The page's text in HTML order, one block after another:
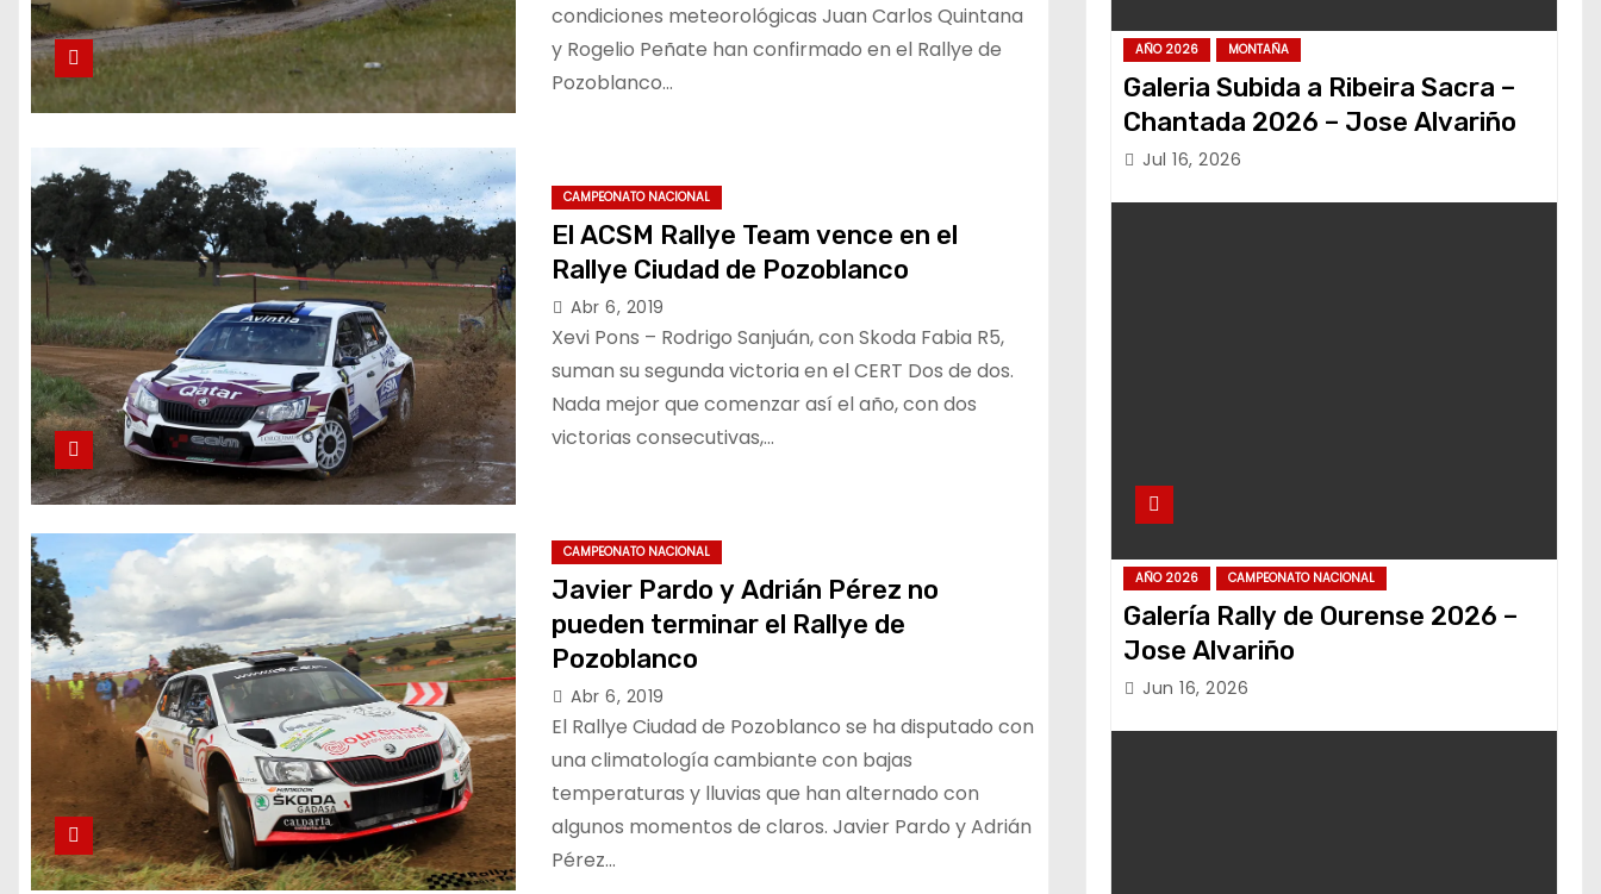
condiciones meteorológicas Juan Carlos Quintana
y Rogelio Peñate han confirmado en el Rallye de
Pozoblanco…
CAMPEONATO NACIONAL
El ACSM Rallye Team vence en el
Rallye Ciudad de Pozoblanco
Abr 6, 2019
Xevi Pons – Rodrigo Sanjuán, con Skoda Fabia R5,
suman su segunda victoria en el CERT Dos de dos.
Nada mejor que comenzar así el año, con dos
victorias consecutivas,…
CAMPEONATO NACIONAL
Javier Pardo y Adrián Pérez no
pueden terminar el Rallye de
Pozoblanco
Abr 6, 2019
El Rallye Ciudad de Pozoblanco se ha disputado con
una climatología cambiante con bajas
temperaturas y lluvias que han alternado con
algunos momentos de claros. Javier Pardo y Adrián
Pérez…
AÑO 2026 MONTAÑA
Galeria Subida a Ribeira Sacra –
Chantada 2026 – Jose Alvariño
Jul 16, 2026
AÑO 2026 CAMPEONATO NACIONAL
Galería Rally de Ourense 2026 –
Jose Alvariño
Jun 16, 2026